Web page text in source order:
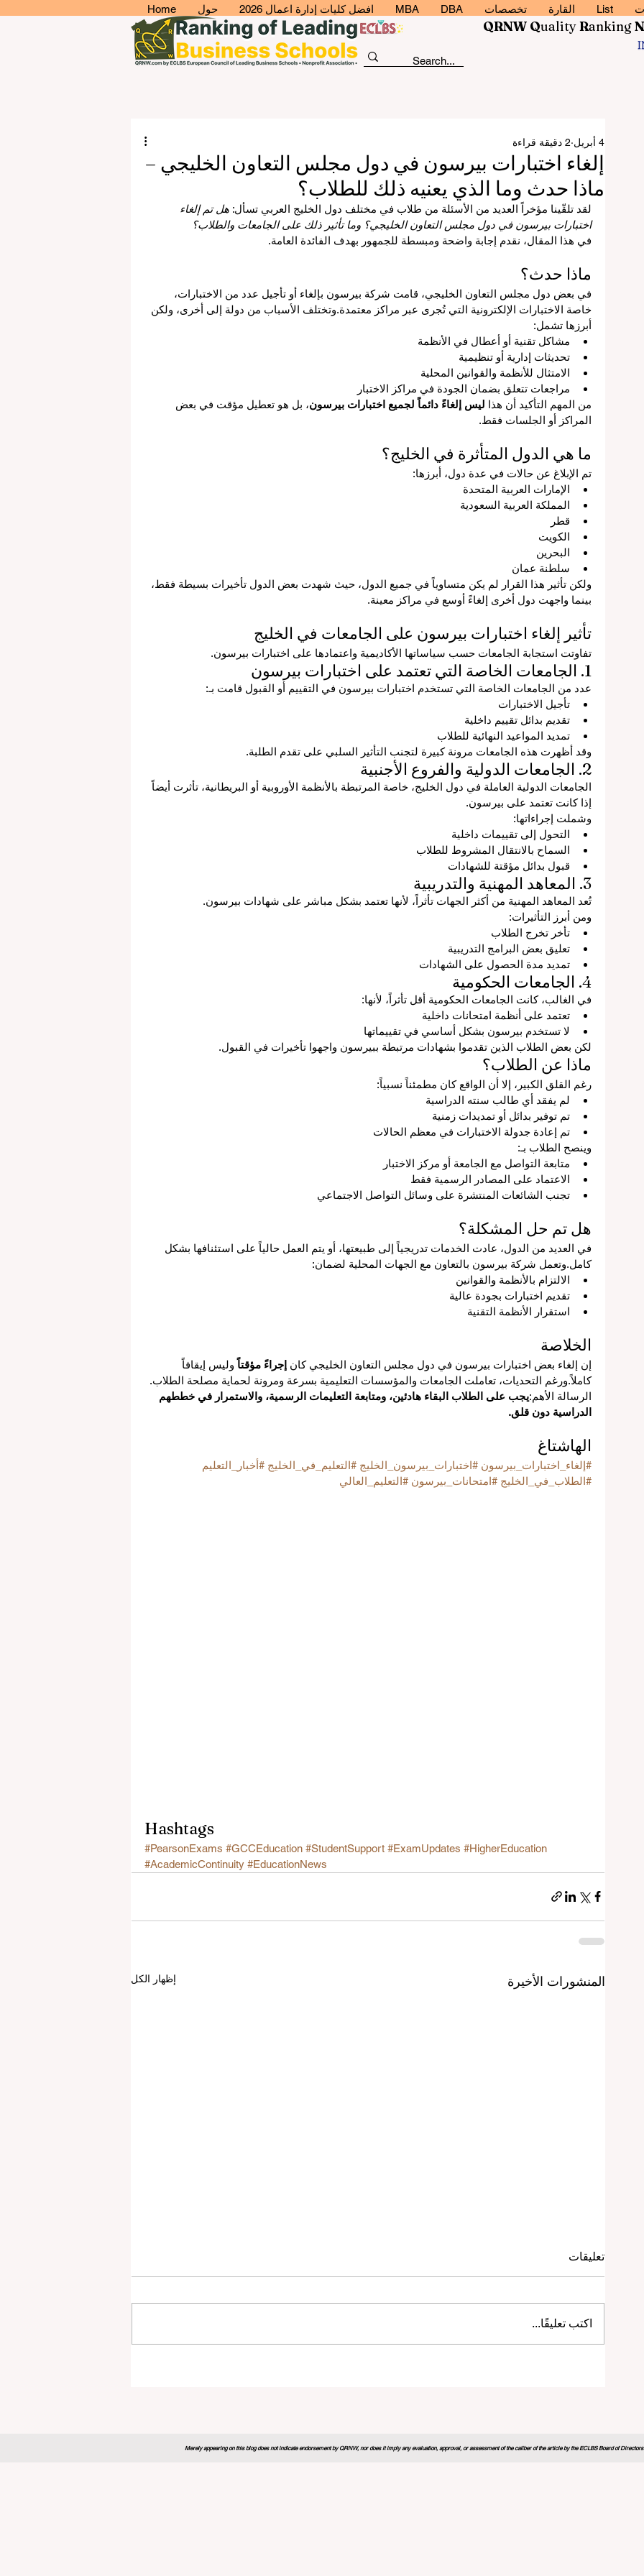
Home حول افضل كليات إدارة اعمال 2026 MBA DBA تخصصات القارة List
QRNW QualityRankingN
إلغاء اختبارات بيرسون في دول مجلس التعاون الخليجي –
ماذا حدث وما الذي يعنيه ذلك للطلاب؟
4 أبريل 2 دقيقة قراءة
لقد تلقّينا مؤخراً العديد من الأسئلة من طلاب في مختلف دول الخليج العربي تسأل: هل تم إلغاء
اختبارات بيرسون في دول مجلس التعاون الخليجي؟ وما تأثير ذلك على الجامعات والطلاب؟
في هذا المقال، نقدم إجابة واضحة ومبسطة للجمهور بهدف الفائدة العامة.
ماذا حدث؟
في بعض دول مجلس التعاون الخليجي، قامت شركة بيرسون بإلغاء أو تأجيل عدد من الاختبارات،
خاصة الاختبارات الإلكترونية التي تُجرى عبر مراكز معتمدة.وتختلف الأسباب من دولة إلى أخرى، ولكن
أبرزها تشمل:
مشاكل تقنية أو أعطال في الأنظمة
تحديثات إدارية أو تنظيمية
الامتثال للأنظمة والقوانين المحلية
مراجعات تتعلق بضمان الجودة في مراكز الاختبار
من المهم التأكيد أن هذا ليس إلغاءً دائماً لجميع اختبارات بيرسون، بل هو تعطيل مؤقت في بعض
المراكز أو الجلسات فقط.
ما هي الدول المتأثرة في الخليج؟
تم الإبلاغ عن حالات في عدة دول، أبرزها:
الإمارات العربية المتحدة
المملكة العربية السعودية
قطر
الكويت
البحرين
سلطنة عمان
ولكن تأثير هذا القرار لم يكن متساوياً في جميع الدول، حيث شهدت بعض الدول تأخيرات بسيطة فقط،
بينما واجهت دول أخرى إلغاءً أوسع في مراكز معينة.
تأثير إلغاء اختبارات بيرسون على الجامعات في الخليج
تفاوتت استجابة الجامعات حسب سياساتها الأكاديمية واعتمادها على اختبارات بيرسون.
1. الجامعات الخاصة التي تعتمد على اختبارات بيرسون
عدد من الجامعات الخاصة التي تستخدم اختبارات بيرسون في التقييم أو القبول قامت بـ:
تأجيل الاختبارات
تقديم بدائل تقييم داخلية
تمديد المواعيد النهائية للطلاب
وقد أظهرت هذه الجامعات مرونة كبيرة لتجنب التأثير السلبي على تقدم الطلبة.
2. الجامعات الدولية والفروع الأجنبية
الجامعات الدولية العاملة في دول الخليج، خاصة المرتبطة بالأنظمة الأوروبية أو البريطانية، تأثرت أيضاً
إذا كانت تعتمد على بيرسون.
وشملت إجراءاتها:
التحول إلى تقييمات داخلية
السماح بالانتقال المشروط للطلاب
قبول بدائل مؤقتة للشهادات
3. المعاهد المهنية والتدريبية
تُعد المعاهد المهنية من أكثر الجهات تأثراً، لأنها تعتمد بشكل مباشر على شهادات بيرسون.
ومن أبرز التأثيرات:
تأخر تخرج الطلاب
تعليق بعض البرامج التدريبية
تمديد مدة الحصول على الشهادات
4. الجامعات الحكومية
في الغالب، كانت الجامعات الحكومية أقل تأثراً، لأنها:
تعتمد على أنظمة امتحانات داخلية
لا تستخدم بيرسون بشكل أساسي في تقييماتها
لكن بعض الطلاب الذين تقدموا بشهادات مرتبطة ببيرسون واجهوا تأخيرات في القبول.
ماذا عن الطلاب؟
رغم القلق الكبير، إلا أن الواقع كان مطمئناً نسبياً:
لم يفقد أي طالب سنته الدراسية
تم توفير بدائل أو تمديدات زمنية
تم إعادة جدولة الاختبارات في معظم الحالات
وينصح الطلاب بـ:
متابعة التواصل مع الجامعة أو مركز الاختبار
الاعتماد على المصادر الرسمية فقط
تجنب الشائعات المنتشرة على وسائل التواصل الاجتماعي
هل تم حل المشكلة؟
في العديد من الدول، عادت الخدمات تدريجياً إلى طبيعتها، أو يتم العمل حالياً على استئنافها بشكل
كامل.وتعمل شركة بيرسون بالتعاون مع الجهات المحلية لضمان:
الالتزام بالأنظمة والقوانين
تقديم اختبارات بجودة عالية
استقرار الأنظمة التقنية
الخلاصة
إن إلغاء بعض اختبارات بيرسون في دول مجلس التعاون الخليجي كان إجراءً مؤقتاً وليس إيقافاً
كاملاً.ورغم التحديات، تعاملت الجامعات والمؤسسات التعليمية بسرعة ومرونة لحماية مصلحة الطلاب.
الرسالة الأهم:يجب على الطلاب البقاء هادئين، ومتابعة التعليمات الرسمية، والاستمرار في خططهم
الدراسية دون قلق.
الهاشتاغ
#إلغاء_اختبارات_بيرسون #اختبارات_بيرسون_الخليج #التعليم_في_الخليج #أخبار_التعليم
#الطلاب_في_الخليج #امتحانات_بيرسون #التعليم_العالي
Hashtags
#PearsonExams #GCCEducation #StudentSupport #ExamUpdates #HigherEducation
#AcademicContinuity #EducationNews
المنشورات الأخيرة إظهار الكل
تعليقات
اكتب تعليقًا...
Merely appearing on this blog does not indicate endorsement by QRNW, nor does it imply any evaluation, approval, or assessment of the caliber of the article by the ECLBS Board of